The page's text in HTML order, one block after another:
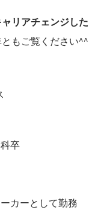
リアチェンジした
もご覧ください^^
卒
カーとして勤務